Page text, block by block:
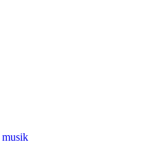
musik